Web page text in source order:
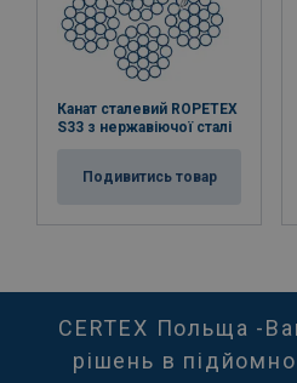
Канат сталевий ROPETEX
S33 з нержавіючої сталі
Подивитись товар
CERTEX Польща -
рішень в